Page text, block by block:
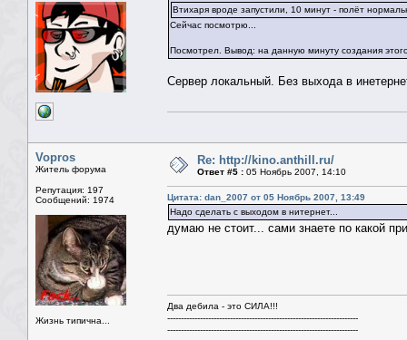
Втихаря вроде запустили, 10 минут - полёт
Сейчас посмотрю...
Посмотрел. Вывод: на данную минуту создания
Сервер локальный. Без выхода в
Vopros
Житель форума
Репутация: 197
Сообщений: 1974
Жизнь типична...
Re: http://kino.anthill.ru/
Ответ #5 : 05 Ноябрь 2007, 14:10
Цитата: dan_2007 от 05 Ноябрь 2007, 13:49
Надо сделать с выходом в нитернет...
думаю не стоит... сами знаете по какой
Два дебила - это СИЛА!!!
----------------------------------------------------------------------
----------------------------------------------------------------------